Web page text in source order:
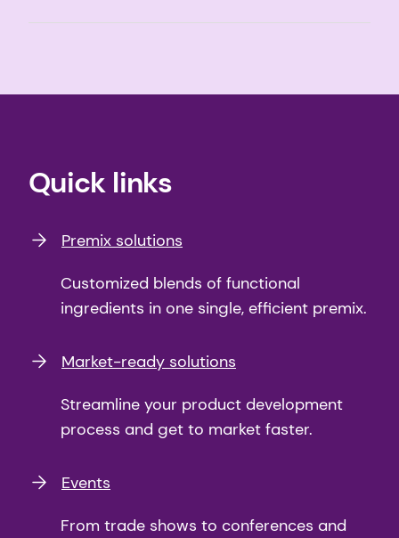
Quick links
Premix solutions
Customized blends of functional
ingredients in one single, efficient premix.
Market-ready solutions
Streamline your product development
process and get to market faster.
Events
From trade shows to conferences and